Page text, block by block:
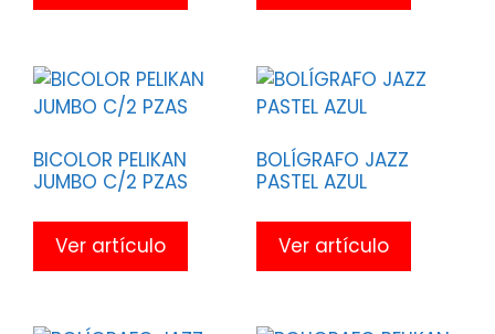
BICOLOR PELIKAN
JUMBO C/2 PZAS
Ver artículo
BOLÍGRAFO JAZZ
PASTEL AZUL
Ver artículo